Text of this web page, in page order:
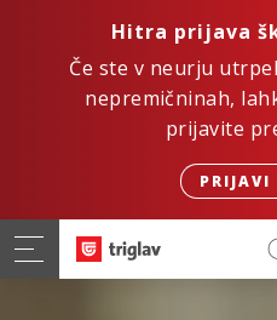
Hitra prijava
Če ste v neurju
nepremičninah,
prijavite
PRIJAVI